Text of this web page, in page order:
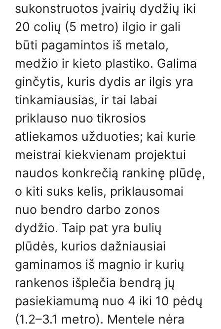
sukonstruotos įvairių dydžių iki
20 colių (5 metro) ilgio ir gali
būti pagamintos iš metalo,
medžio ir kieto plastiko. Galima
ginčytis, kuris dydis ar ilgis yra
tinkamiausias, ir tai labai
priklauso nuo tikrosios
atliekamos užduoties; kai kurie
meistrai kiekvienam projektui
naudos konkrečią rankinę plūdę,
o kiti suks kelis, priklausomai
nuo bendro darbo zonos
dydžio. Taip pat yra bulių
plūdės, kurios dažniausiai
gaminamos iš magnio ir kurių
rankenos išplečia bendrą jų
pasiekiamumą nuo 4 iki 10 pėdų
(1.2–3.1 metro). Mentele nėra